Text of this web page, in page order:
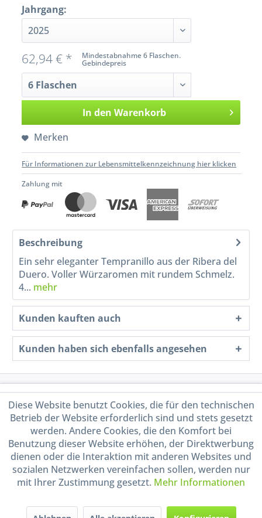
Jahrgang:
Mindestabnahme 6 Flaschen.
Gebindepreis
62,94 € *
In den Warenkorb
Merken
Für Informationen zur Lebensmittelkennzeichnung hier klicken
Zahlung mit
Beschreibung
Ein sehr eleganter Tempranillo aus der Ribera del
Duero. Voller Würzaromen mit rundem Schmelz.
4... mehr
Kunden kauften auch
Kunden haben sich ebenfalls angesehen
Shop Service
Informationen
Handel mit BIO-Weinen
durch DE-ÖKO-009
Diese Website benutzt Cookies, die für den technischen
Betrieb der Website erforderlich sind und stets gesetzt
werden. Andere Cookies, die den Komfort bei
Benutzung dieser Website erhöhen, der Direktwerbung
dienen oder die Interaktion mit anderen Websites und
sozialen Netzwerken vereinfachen sollen, werden nur
mit Ihrer Zustimmung gesetzt. Mehr Informationen